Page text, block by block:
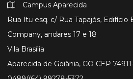
Campus Aparecida
Rua Itu esq. c/ Rua Tapajós, Edifício
Company, andares 17 e 18
Vila Brasília
Aparecida de Goiânia, GO CEP